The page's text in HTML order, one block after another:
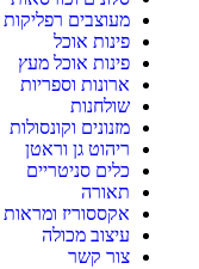
מעוצבים רפליקות
פינות אוכל
פינות אוכל מעץ
ארונות וספריות
שולחנות
מזנונים וקונסולות
ריהוט גן וראטן
כלים סניטריים
תאורה
אקססוריז ומראות
עיצוב מכולה
צור קשר